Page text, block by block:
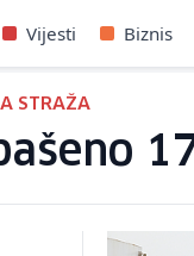
Vijesti Biznis
STRAŽA